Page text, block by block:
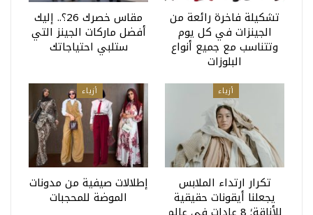
تشكيلة فاخرة رائعة من
الجينزات في كل يوم
وتتناسب مع جميع أنواع
البلوزات
مقاس خصرك 26؟.. إليك
أفضل ماركات الجينز التي
ستلبي احتياجاتك
أزياء
تكرار ارتداء الملابس
يجعلنا أيقونات حقيقية
أزياء
إطلالات صيفية من مدونات
الموضة للمحجبات